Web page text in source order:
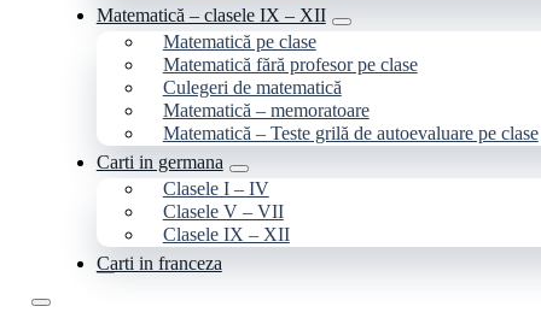
Matematică – clasele IX – XII
Matematică pe clase
Matematică fără profesor pe clase
Culegeri de matematică
Matematică – memoratoare
Matematică – Teste grilă de autoevaluare pe clase
Carti in germana
Clasele I – IV
Clasele V – VII
Clasele IX – XII
Carti in franceza